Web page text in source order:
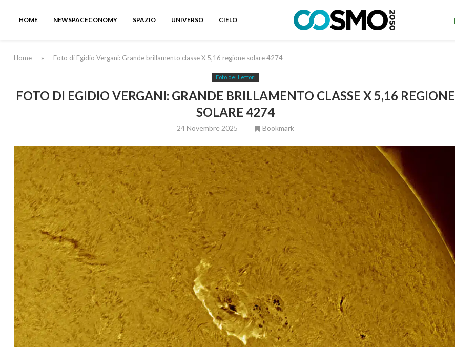
HOME NEWSPACECONOMY SPAZIO UNIVERSO CIELO
Home » Foto di Egidio Vergani: Grande brillamento classe X 5,16 regione solare 4274
Foto dei Lettori
FOTO DI EGIDIO VERGANI: GRANDE BRILLAMENTO CLASSE X 5,16 REGIONE
SOLARE 4274
24 Novembre 2025 Bookmark